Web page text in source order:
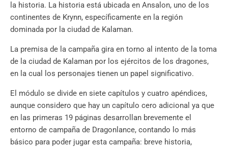
la historia. La historia está ubicada en Ansalon, uno de los
continentes de Krynn, específicamente en la región
dominada por la ciudad de Kalaman.
La premisa de la campaña gira en torno al intento de la toma
de la ciudad de Kalaman por los ejércitos de los dragones,
en la cual los personajes tienen un papel significativo.
El módulo se divide en siete capítulos y cuatro apéndices,
aunque considero que hay un capítulo cero adicional ya que
en las primeras 19 páginas desarrollan brevemente el
entorno de campaña de Dragonlance, contando lo más
básico para poder jugar esta campaña: breve historia,